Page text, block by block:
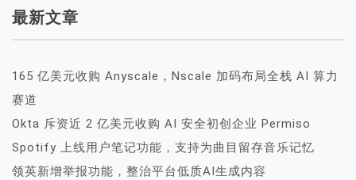
最新文章
165 亿美元收购 Anyscale，Nscale 加码布局全栈 AI 算力
赛道
Okta 斥资近 2 亿美元收购 AI 安全初创企业 Permiso
Spotify 上线用户笔记功能，支持为曲目留存音乐记忆
领英新增举报功能，整治平台低质AI生成内容